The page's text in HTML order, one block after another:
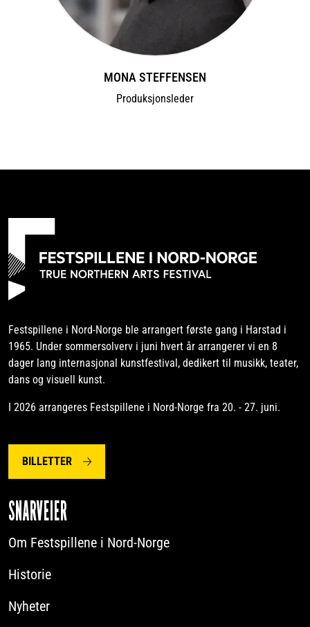
MONA STEFFENSEN
Produksjonsleder
Festspillene i Nord-Norge ble arrangert første gang i Harstad i
1965. Under sommersolverv i juni hvert år arrangerer vi en 8
dager lang internasjonal kunstfestival, dedikert til musikk, teater,
dans og visuell kunst.
I 2026 arrangeres Festspillene i Nord-Norge fra 20. - 27. juni.
BILLETTER
SNARVEIER
Om Festspillene i Nord-Norge
Historie
Nyheter